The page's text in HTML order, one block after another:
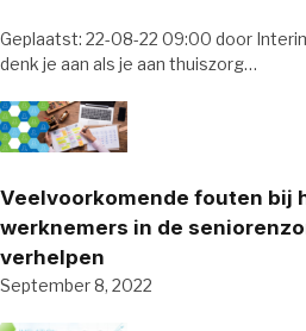
Geplaatst: 22-08-22 09:00 door
denk je aan als je aan thuiszorg…
Veelvoorkomende fouten bij
werknemers in de
verhelpen
September 8, 2022